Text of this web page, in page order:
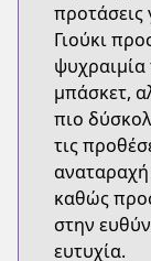
προτάσεις
Γιούκι
ψυχραιμία
μπάσκετ,
πιο
τις
καθώς
στην
ευτυχία.